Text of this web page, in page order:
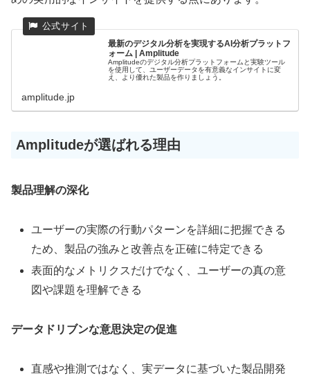
最新のデジタル分析を実現するAI分析プラットフ
ォーム | Amplitude
Amplitudeのデジタル分析プラットフォームと実験ツール
を使用して、ユーザーデータを有意義なインサイトに変
え、より優れた製品を作りましょう。
amplitude.jp
Amplitudeが選ばれる理由
製品理解の深化
ユーザーの実際の行動パターンを詳細に把握できる
ため、製品の強みと改善点を正確に特定できる
表面的なメトリクスだけでなく、ユーザーの真の意
図や課題を理解できる
データドリブンな意思決定の促進
直感や推測ではなく、実データに基づいた製品開発